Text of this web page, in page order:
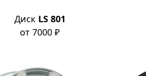
Диск LS 801
от 7000 ₽